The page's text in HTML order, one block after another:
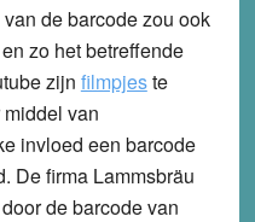
de barcode zou ook
zo het betreffende
zijn filmpjeste
van
invloed een barcode
De firma Lammsbräu
de barcode van